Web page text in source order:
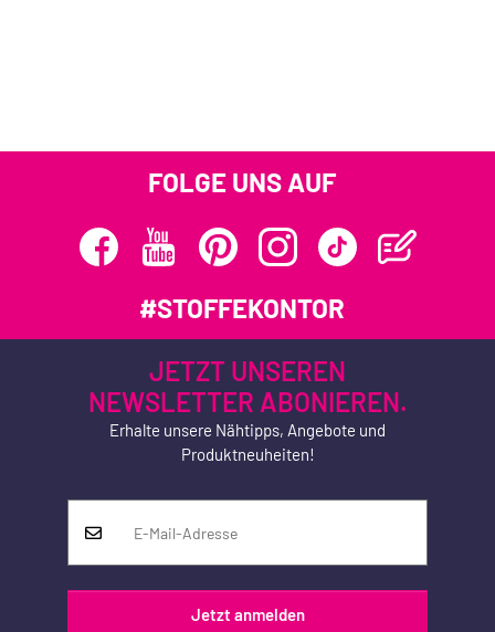
FOLGE UNS AUF
#STOFFEKONTOR
JETZT UNSEREN
NEWSLETTER ABONIEREN.
Erhalte unsere Nähtipps, Angebote und
Produktneuheiten!
Jetzt anmelden